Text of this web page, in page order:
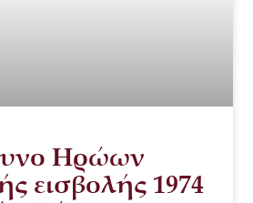
Ηρώων
εισβολής 1974